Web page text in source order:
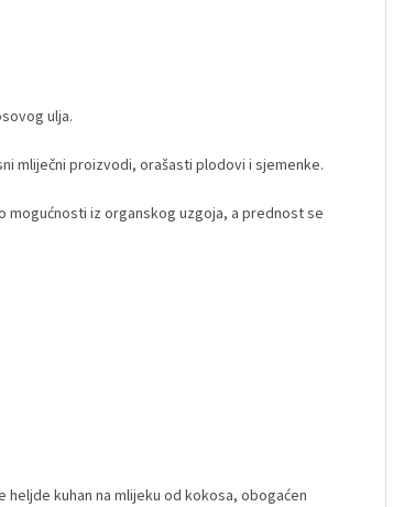
ulja.
mliječni proizvodi, orašasti plodovi i sjemenke.
mogućnosti iz organskog uzgoja, a prednost se
kuhan na mlijeku od kokosa, obogaćen